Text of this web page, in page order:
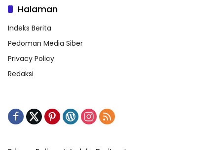
Halaman
Indeks Berita
Pedoman Media Siber
Privacy Policy
Redaksi